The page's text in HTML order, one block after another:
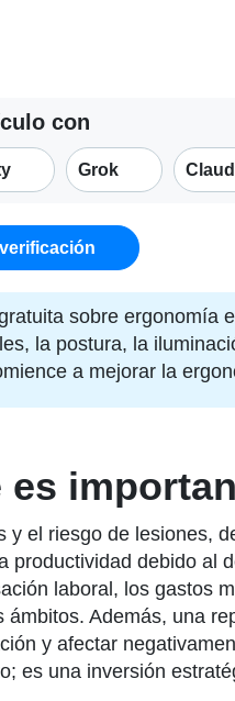
con
Grok
sobre ergonomía
la postura, la
a mejorar la
el riesgo de lesiones,
debido al
laboral, los gastos
Además, una
y afectar
es una inversión